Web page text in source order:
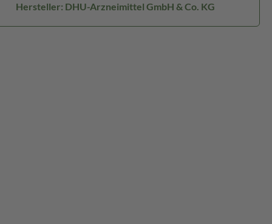
Hersteller: DHU-Arzneimittel GmbH & Co. KG